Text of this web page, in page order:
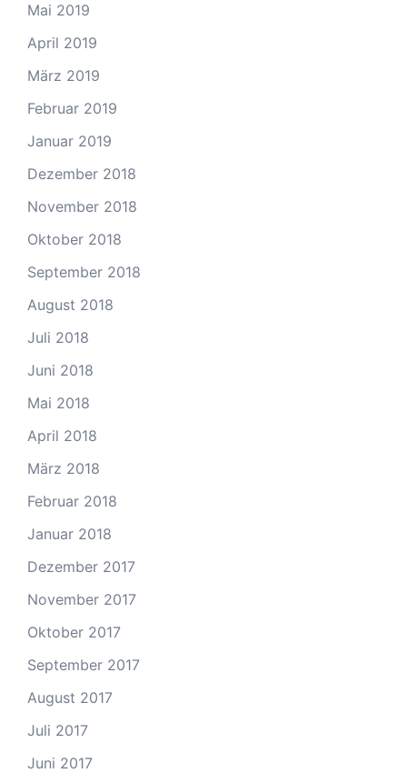
Mai 2019
April 2019
März 2019
Februar 2019
Januar 2019
Dezember 2018
November 2018
Oktober 2018
September 2018
August 2018
Juli 2018
Juni 2018
Mai 2018
April 2018
März 2018
Februar 2018
Januar 2018
Dezember 2017
November 2017
Oktober 2017
September 2017
August 2017
Juli 2017
Juni 2017